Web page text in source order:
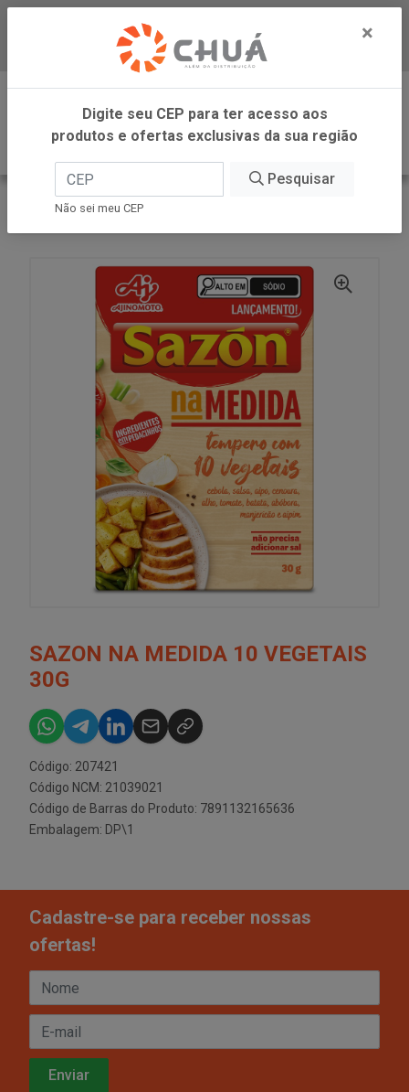
Baixe já nosso APP
0
INÍCIO
AJINOMOTO
SAZON NA MEDIDA 10 VEGETAIS
30G
Código: 207421
Código NCM: 21039021
Código de Barras do Produto: 7891132165636
Embalagem: DP\1
Cadastre-se para receber nossas
ofertas!
×
Digite seu CEP para ter acesso aos
produtos e ofertas exclusivas da sua região
Pesquisar
Não sei meu CEP